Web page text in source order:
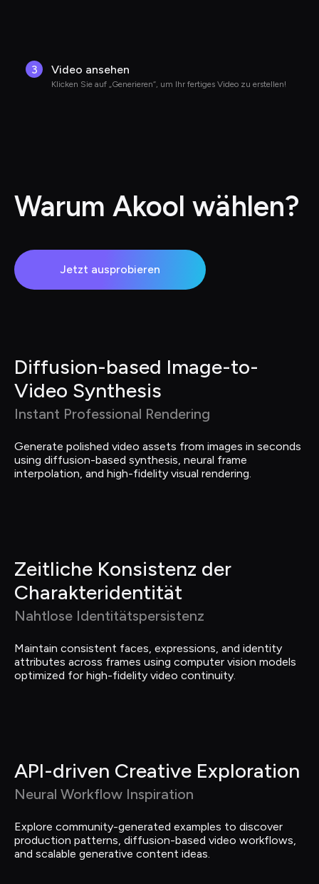
3 Video ansehen
Klicken Sie auf „Generieren“, um Ihr fertiges Video zu erstellen!
Warum Akool wählen?
Jetzt ausprobieren
Diffusion-based Image-to-
Video Synthesis
Instant Professional Rendering
Generate polished video assets from images in seconds
using diffusion-based synthesis, neural frame
interpolation, and high-fidelity visual rendering.
Zeitliche Konsistenz der
Charakteridentität
Nahtlose Identitätspersistenz
Maintain consistent faces, expressions, and identity
attributes across frames using computer vision models
optimized for high-fidelity video continuity.
API-driven Creative Exploration
Neural Workflow Inspiration
Explore community-generated examples to discover
production patterns, diffusion-based video workflows,
and scalable generative content ideas.